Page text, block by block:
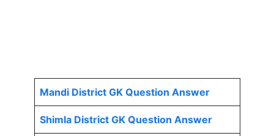
Mandi District GK Question Answer
Shimla District GK Question Answer